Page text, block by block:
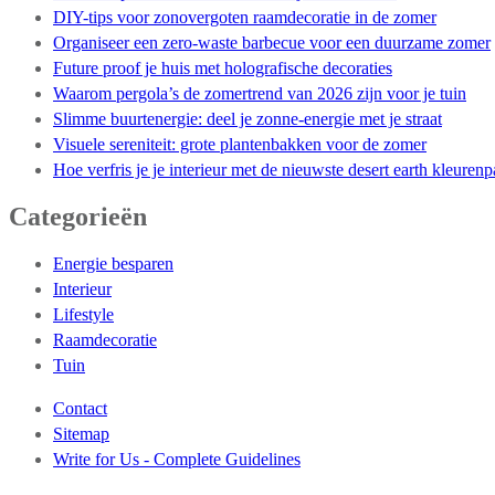
DIY-tips voor zonovergoten raamdecoratie in de zomer
Organiseer een zero-waste barbecue voor een duurzame zomer
Future proof je huis met holografische decoraties
Waarom pergola’s de zomertrend van 2026 zijn voor je tuin
Slimme buurtenergie: deel je zonne-energie met je straat
Visuele sereniteit: grote plantenbakken voor de zomer
Hoe verfris je je interieur met de nieuwste desert earth
Categorieën
Energie besparen
Interieur
Lifestyle
Raamdecoratie
Tuin
Contact
Sitemap
Write for Us - Complete Guidelines